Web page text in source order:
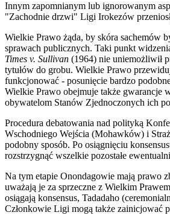
Innym zapomnianym lub ignorowanym
"Zachodnie drzwi" Ligi Irokezów
Wielkie Prawo żąda, by skóra sachemów
sprawach publicznych. Taki punkt
Times v. Sullivan (1964) nie uniemożliwił
tytułów do grobu. Wielkie Prawo
funkcjonować - posunięcie bardzo
Wielkie Prawo obejmuje także gwarancje
obywatelom Stanów Zjednoczonych ich
Procedura debatowania nad polityką
Wschodniego Wejścia (Mohawków) i
podobny sposób. Po osiągnięciu
rozstrzygnąć wszelkie pozostałe
Na tym etapie Onondagowie mają prawo
uważają je za sprzeczne z Wielkim
osiągają konsensus, Tadadaho
Członkowie Ligi mogą także zainicjować